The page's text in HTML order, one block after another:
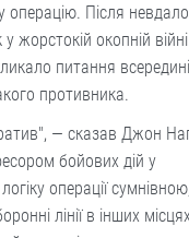
Після
жорстокій окопній війні
питання всередині
противника.
— сказав Джон
бойових дій у
операції сумнівною,
лінії в інших